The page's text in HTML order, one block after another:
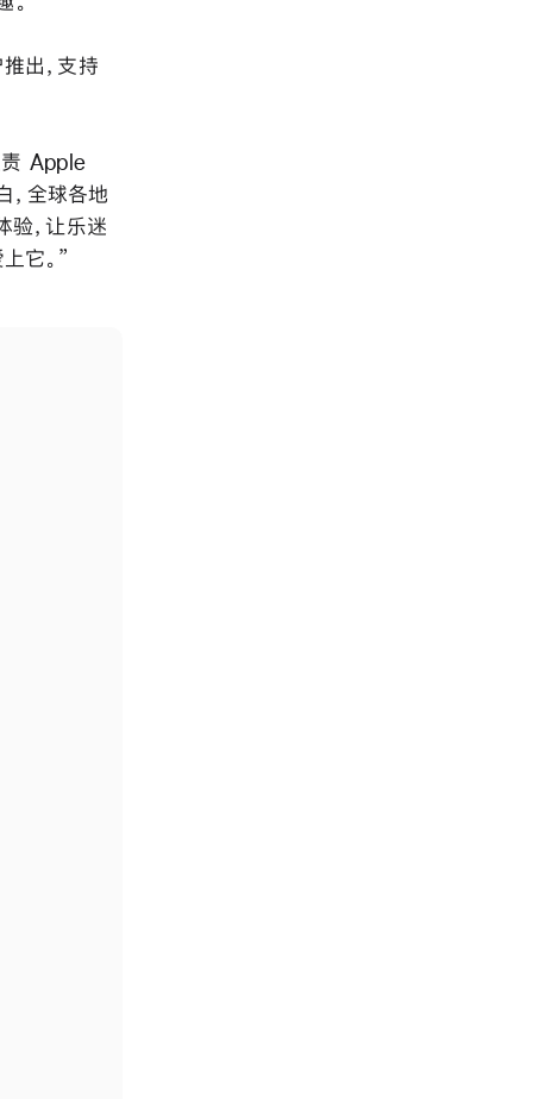
出，支持
责 Apple
全球各地
验，让乐迷
它。”